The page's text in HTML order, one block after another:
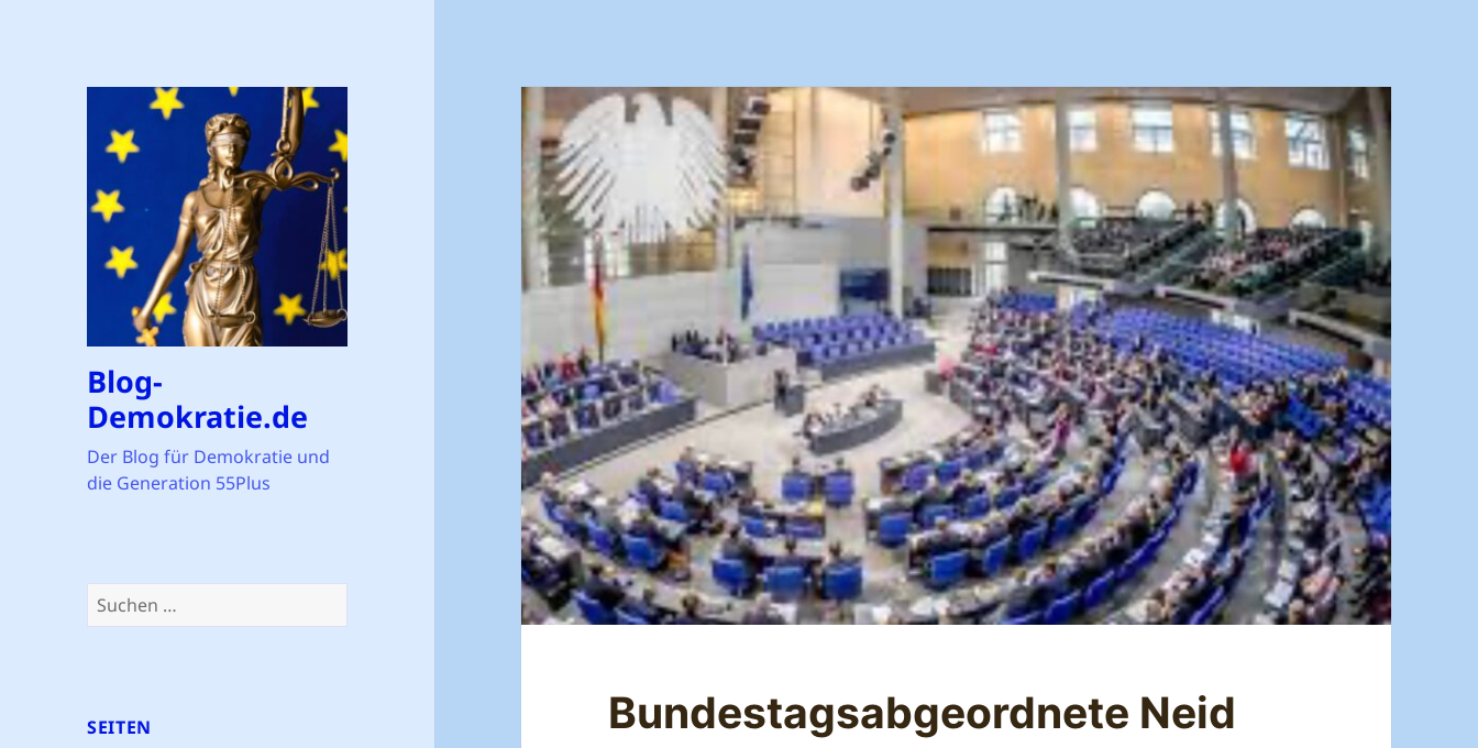
Blog-
Demokratie.de
Der Blog für Demokratie und
die Generation 55Plus
Suchen
nach:
SEITEN
Bundestagsabgeordnete Neid